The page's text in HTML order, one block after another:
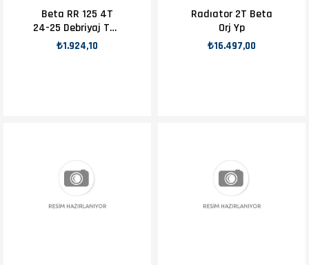
Beta RR 125 4T
24-25 Debriyaj Teli
OEM
₺1.924,10
Radıator 2T Beta
Orj Yp
₺16.497,00